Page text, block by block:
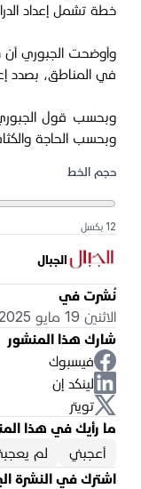
خطة تشمل إعداد
وأوضحت الجبوري أن
في المناطق، بصدد
وبحسب قول
وبحسب الحاجة
حجم الخط
12 بكسل
الجبال
نُشرت في
الاثنين 19 مايو 2025 09:30 ص
شارك هذا المنشور
فيسبوك
لينكد إن
تويتر
ما رأيك في هذا
أعجبني
لم
اشترك في النشرة